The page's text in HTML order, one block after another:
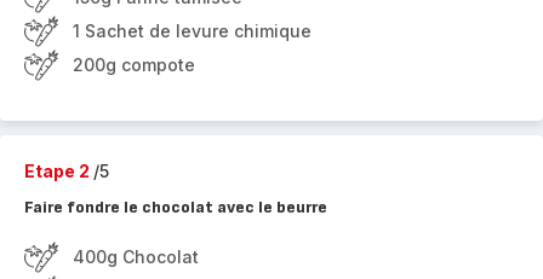
1 Sachet de levure chimique
200g compote
Etape 2 /5
Faire fondre le chocolat avec le beurre
400g Chocolat